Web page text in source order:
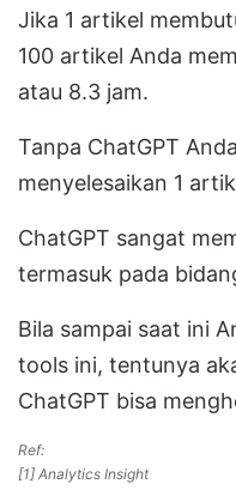
Jika 1 artikel
100 artikel Anda
atau 8.3 jam.
Tanpa ChatGPT
menyelesaikan 1
ChatGPT sangat
termasuk pada
Bila sampai saat ini
tools ini, tentunya
ChatGPT bisa
Ref:
[1] Analytics Insight